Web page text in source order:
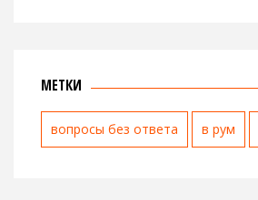
МЕТКИ
вопросы без ответа в рум